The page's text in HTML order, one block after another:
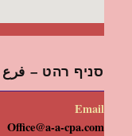
סניף רהט –
Email
Office@a-a-cpa.com